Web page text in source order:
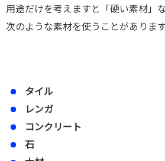
用途だけを考えますと「硬い素材」
次のような素材を使うことがあります
タイル
レンガ
コンクリート
石